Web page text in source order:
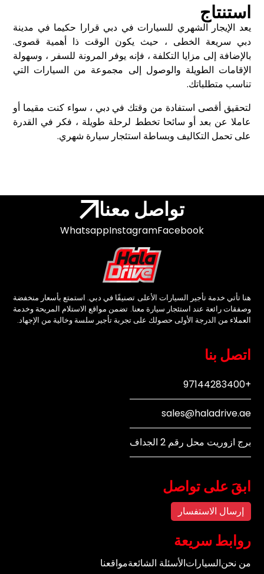
استنتاج
يعد الإيجار الشهري للسيارات في دبي قرارا حكيما في مدينة
دبي سريعة الخطى ، حيث يكون الوقت ذا أهمية قصوى.
بالإضافة إلى مزايا التكلفة ، فإنه يوفر المرونة للسفر ، وسهولة
الإقامات الطويلة والوصول إلى مجموعة من السيارات التي
تناسب متطلباتك.
لتحقيق أقصى استفادة من وقتك في دبي ، سواء كنت مقيما أو
عاملا عن بعد أو سائحا تخطط لرحلة طويلة ، فكر في القدرة
على تحمل التكاليف وبساطة استئجار سيارة شهري.
تواصل معنا
Facebook
Instagram
Whatsapp
هنا تأتي خدمة تأجير السيارات الأعلى تصنيفًا في دبي. استمتع بأسعار منخفضة
وصفقات رائعة عند استئجار سيارة معنا. تضمن مواقع الاستلام المريحة وخدمة
العملاء من الدرجة الأولى حصولك على تجربة تأجير سلسة وخالية من الإجهاد.
اتصل بنا
+97144283400
sales@haladrive.ae
برج ازوريت محل رقم 2 الجداف
ابقَ على تواصل
إرسال الاستفسار
روابط سريعة
من نحنالسياراتالأسئلة الشائعةمواقعنا